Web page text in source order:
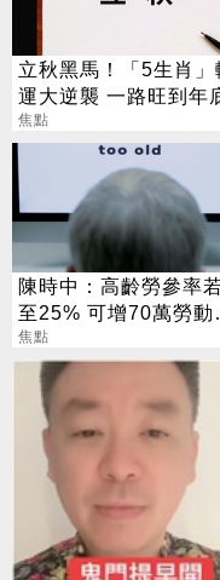
立秋黑馬！「5生肖」
運大逆襲 一路旺到年
焦點
陳時中：高齡勞參率
至25% 可增70萬勞動
口
焦點